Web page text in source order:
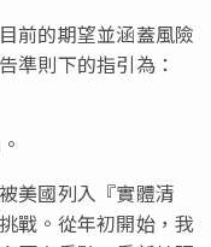
前的期望並涵蓋風險
準則下的指引為：
美國列入 『實體清
戰。從年初開始，我